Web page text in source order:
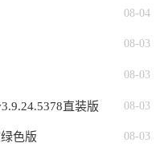
08-04
08-03
08-03
直装版 08-03
色版 08-03